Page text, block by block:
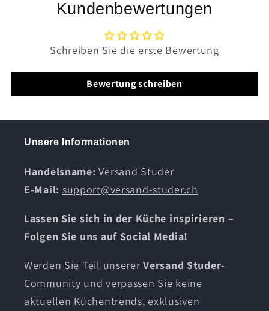
Kundenbewertungen
Schreiben Sie die erste Bewertung
Bewertung schreiben
Unsere Informationen
Handelsname: Versand Studer
E-Mail: support@versand-studer.ch
Lassen Sie sich in der Küche inspirieren –
Folgen Sie uns auf Social Media!
Werden Sie Teil unsererVersand Studer-
Community und verpassen Sie keine
aktuellen Küchentrends, exklusiven